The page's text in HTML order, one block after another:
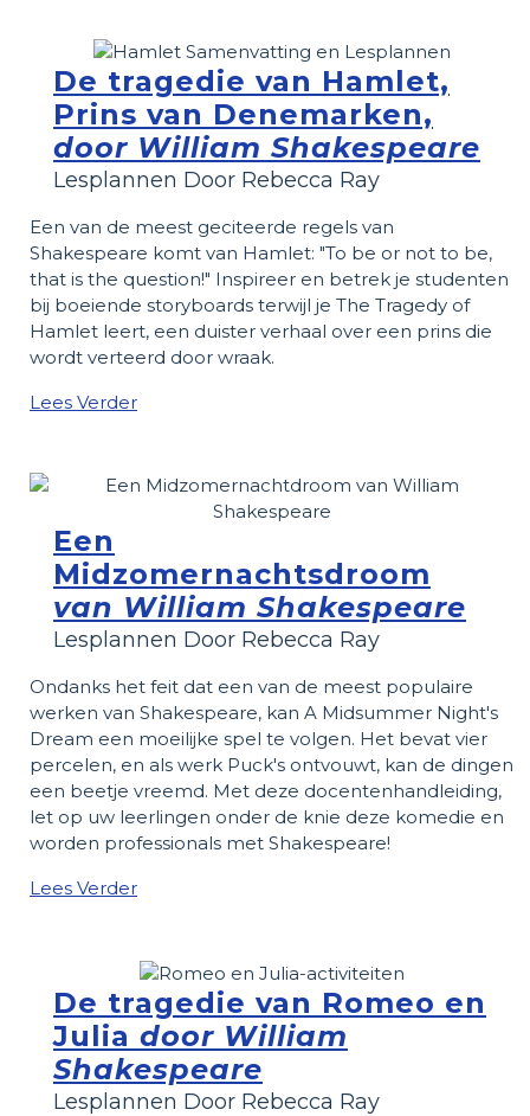
De tragedie van Hamlet,
Prins van Denemarken,
door William Shakespeare
Lesplannen Door Rebecca Ray
Een van de meest geciteerde regels van
Shakespeare komt van Hamlet: "To be or not to be,
that is the question!" Inspireer en betrek je studenten
bij boeiende storyboards terwijl je The Tragedy of
Hamlet leert, een duister verhaal over een prins die
wordt verteerd door wraak.
Lees Verder
Een
Midzomernachtsdroom
van William Shakespeare
Lesplannen Door Rebecca Ray
Ondanks het feit dat een van de meest populaire
werken van Shakespeare, kan A Midsummer Night's
Dream een ​​moeilijke spel te volgen. Het bevat vier
percelen, en als werk Puck's ontvouwt, kan de dingen
een beetje vreemd. Met deze docentenhandleiding,
let op uw leerlingen onder de knie deze komedie en
worden professionals met Shakespeare!
Lees Verder
De tragedie van Romeo en
Julia door William
Shakespeare
Lesplannen Door Rebecca Ray